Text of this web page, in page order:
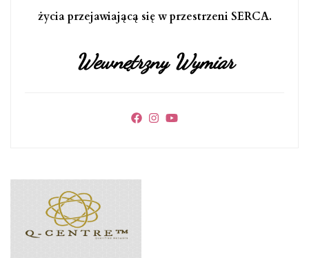
życia przejawiającą się w przestrzeni SERCA.
Wewnętrzny Wymiar